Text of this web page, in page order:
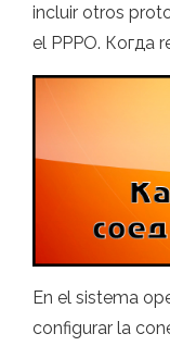
incluir otros
el PPPO. Когда
En el sistema
configurar la